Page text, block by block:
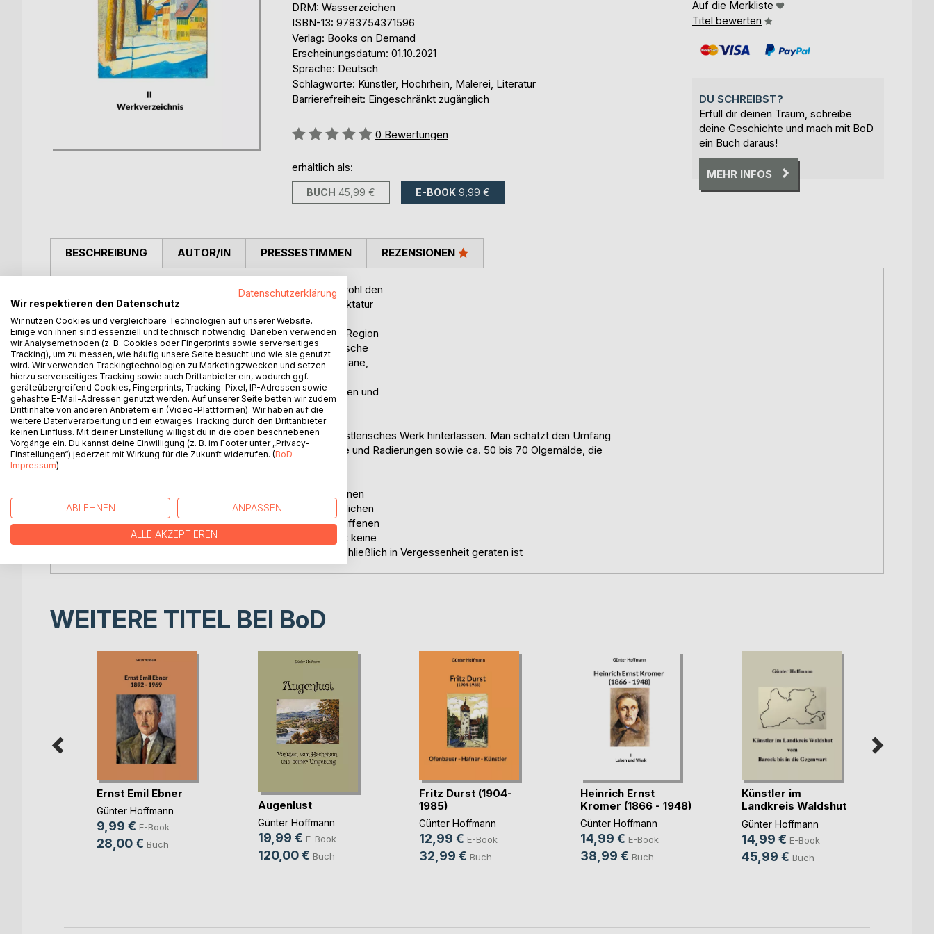
DRM: Wasserzeichen
ISBN-13: 9783754371596
Verlag: Books on Demand
Erscheinungsdatum: 01.10.2021
Sprache: Deutsch
Schlagworte: Künstler, Hochrhein, Malerei, Literatur
Barrierefreiheit: Eingeschränkt zugänglich
Bewertung::
0 Bewertungen
erhältlich als:
BUCH 45,99 € E-BOOK 9,99 €
Auf die Merkliste
Titel bewerten
DU SCHREIBST?
Erfüll dir deinen Traum, schreibe
deine Geschichte und mach mit BoD
ein Buch daraus!
MEHR INFOS
BESCHREIBUNG
Kromer lebte in schwierigen, bewegten Zeiten. Er hat sowohl den
1. Weltkrieg als auch die Zeit der nationalsozialistischen Diktatur
und des 2. Weltkrieges erlebt, oftmals in äußerst prekären
Verhältnissen. Er ist eines der großen Talente, die unsere Region
hervorgebracht hat. Heinrich Ernst Kromer war eine klassische
Doppelbegabung. Popularität erlangte er durch seine Romane,
Erzählungen, Hörspiele und Gedichte, aber auch durch
Feldpostausgaben seines Anekdotenbuches: Von Schelmen und
braven Leuten.
Darüber hinaus hat er aber auch ein beeindruckendes künstlerisches Werk hinterlassen. Man schätzt den Umfang
auf . ca. 900 bis1200 Zeichnungen, Aquarelle, Holzschnitte und Radierungen sowie ca. 50 bis 70 Ölgemälde, die
Jedoch erklären schicksalhafte Wendungen in verschiedenen
Lebensphasen, warum Kromer, trotz seiner außergewöhnlichen
Begabung und der während seines langen Lebens geschaffenen
sichtbaren Zeugnisse literarischer und bildnerischer Arbeit keine
weitreichende Beachtung gefunden hat und sein Name schließlich in Vergessenheit geraten ist
AUTOR/IN PRESSESTIMMEN REZENSIONEN
WEITERE TITEL BEI BoD
Ernst Emil Ebner
Günter Hoffmann
9,99 € E-Book
28,00 € Buch
Augenlust
Günter Hoffmann
19,99 € E-Book
120,00 € Buch
Fritz Durst (1904-
1985)
Günter Hoffmann
12,99 € E-Book
32,99 € Buch
Heinrich Ernst
Kromer (1866 - 1948)
Günter Hoffmann
14,99 € E-Book
38,99 € Buch
Künstler im
Landkreis Waldshut
vom(...)
Günter Hoffmann
14,99 € E-Book
45,99 € Buch
Datenschutzerklärung
Wir respektieren den Datenschutz
Wir nutzen Cookies und vergleichbare Technologien auf unserer Website.
Einige von ihnen sind essenziell und technisch notwendig. Daneben verwenden
wir Analysemethoden (z. B. Cookies oder Fingerprints sowie serverseitiges
Tracking), um zu messen, wie häufig unsere Seite besucht und wie sie genutzt
wird. Wir verwenden Trackingtechnologien zu Marketingzwecken und setzen
hierzu serverseitiges Tracking sowie auch Drittanbieter ein, wodurch ggf.
geräteübergreifend Cookies, Fingerprints, Tracking-Pixel, IP-Adressen sowie
gehashte E-Mail-Adressen genutzt werden. Auf unserer Seite betten wir zudem
Drittinhalte von anderen Anbietern ein (Video-Plattformen). Wir haben auf die
weitere Datenverarbeitung und ein etwaiges Tracking durch den Drittanbieter
keinen Einfluss. Mit deiner Einstellung willigst du in die oben beschriebenen
Vorgänge ein. Du kannst deine Einwilligung (z. B. im Footer unter „Privacy-
Einstellungen“) jederzeit mit Wirkung für die Zukunft widerrufen. (BoD-
Impressum)
ABLEHNEN ANPASSEN
ALLE AKZEPTIEREN